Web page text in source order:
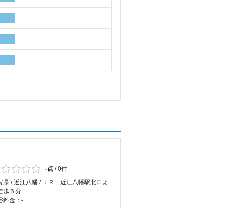
-点 /0件
県 / 近江八幡 / ＪＲ 近江八幡駅北口よ
歩５分
料金：-